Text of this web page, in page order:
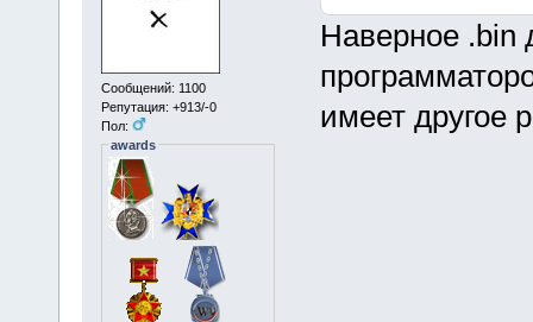
Сообщений: 1100
Репутация: +913/-0
Пол:
awards
Наверное .bin
имеет другое